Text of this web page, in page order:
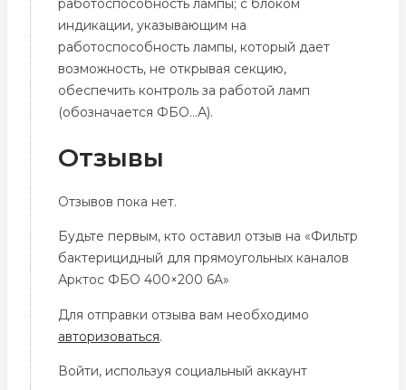
работоспособность лампы; с блоком
индикации, указывающим на
работоспособность лампы, который дает
возможность, не открывая секцию,
обеспечить контроль за работой ламп
(обозначается ФБО…А).
Отзывы
Отзывов пока нет.
Будьте первым, кто оставил отзыв на «Фильтр
бактерицидный для прямоугольных каналов
Арктос ФБО 400×200 6A»
Для отправки отзыва вам необходимо
авторизоваться.
Войти, используя социальный аккаунт